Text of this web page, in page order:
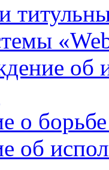
об
о
об